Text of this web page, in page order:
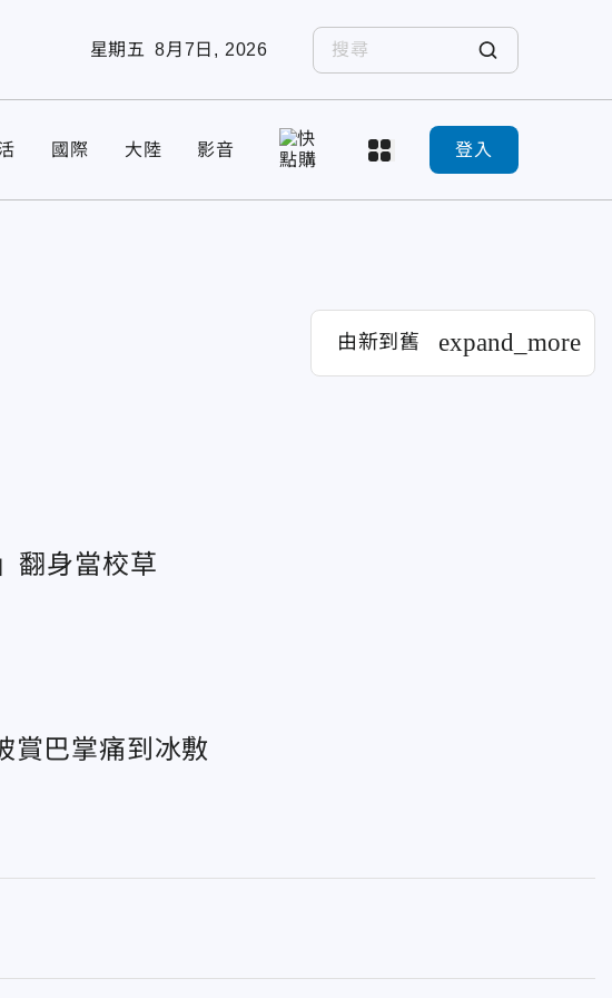
星期五 8月7日, 2026
國際 大陸 影音 登入
由新到舊 expand_more
翻身當校草
巴掌痛到冰敷